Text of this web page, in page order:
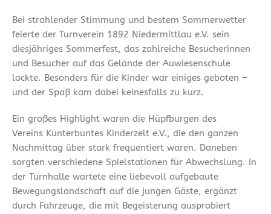
Bei strahlender Stimmung und bestem Sommerwetter
feierte der Turnverein 1892 Niedermittlau e.V. sein
diesjähriges Sommerfest, das zahlreiche Besucherinnen
und Besucher auf das Gelände der Auwiesenschule
lockte. Besonders für die Kinder war einiges geboten –
und der Spaß kam dabei keinesfalls zu kurz.
Ein großes Highlight waren die Hüpfburgen des
Vereins Kunterbuntes Kinderzelt e.V., die den ganzen
Nachmittag über stark frequentiert waren. Daneben
sorgten verschiedene Spielstationen für Abwechslung. In
der Turnhalle wartete eine liebevoll aufgebaute
Bewegungslandschaft auf die jungen Gäste, ergänzt
durch Fahrzeuge, die mit Begeisterung ausprobiert